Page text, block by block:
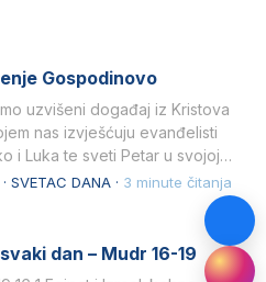
Gospodinovo
uzvišeni događaj iz Kristova
nas izvješćuju evanđelisti
i Luka te sveti Petar u svojoj
SVETAC DANA · 3 minute čitanja
dan – Mudr 16-19